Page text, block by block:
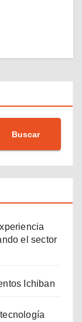
Buscar
el sector
Ichiban